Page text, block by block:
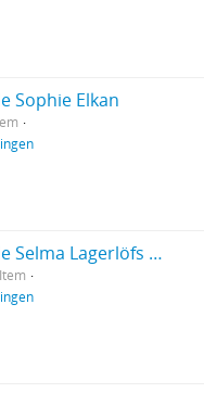
Sophie Elkan
Porträtt föreställande Selma Lagerlöfs fosterson Nils Holgersson stående framför ett träd
Item